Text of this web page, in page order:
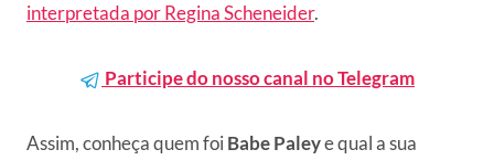
interpretada por Regina Scheneider.
Participe do nosso canal no Telegram
Assim, conheça quem foiBabe Paleye qual a sua